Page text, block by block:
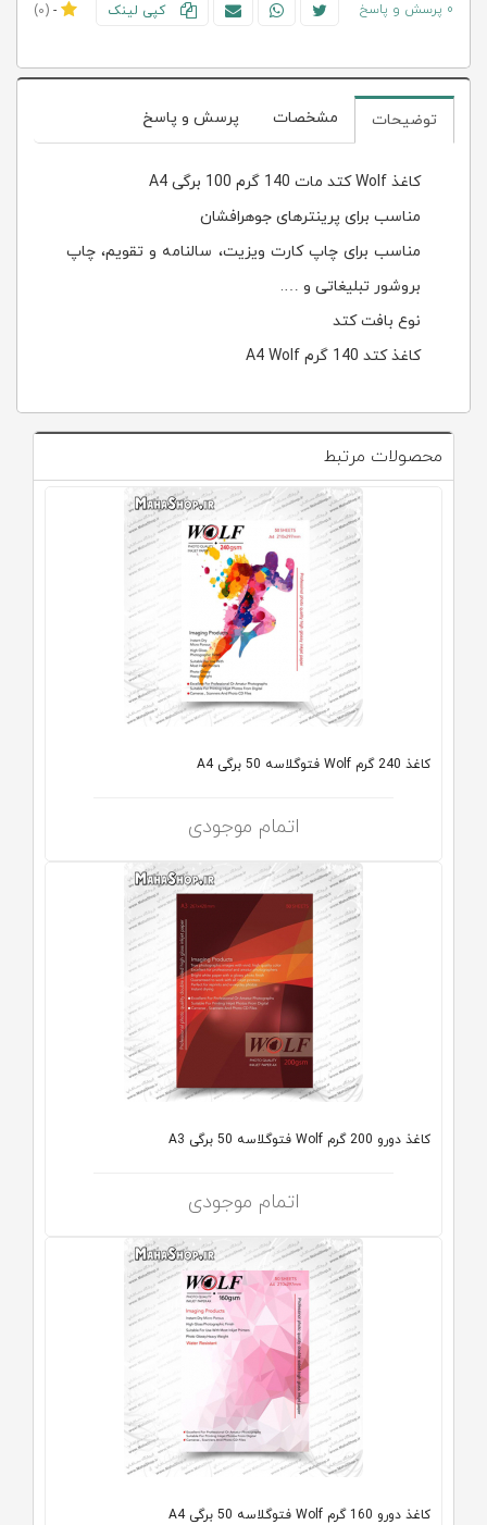
0 پرسش و پاسخ کپی لینک -
(0)
توضیحات مشخصات پرسش و پاسخ
کاغذ Wolf کتد مات 140 گرم 100 برگی A4
مناسب برای پرینترهای جوهرافشان
مناسب برای چاپ کارت ویزیت، سالنامه و تقویم، چاپ
بروشور تبلیغاتی و ….
نوع بافت کتد
کاغذ کتد 140 گرم A4 Wolf
محصولات مرتبط
کاغذ 240 گرم Wolf فتوگلاسه 50 برگی A4
اتمام موجودی
کاغذ دورو 200 گرم Wolf فتوگلاسه 50 برگی A3
اتمام موجودی
کاغذ دورو 160 گرم Wolf فتوگلاسه 50 برگی A4